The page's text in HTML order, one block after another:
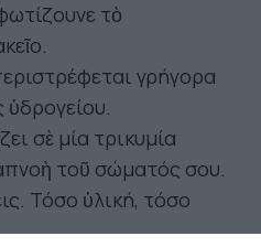
τὸ
γρήγορα
ὑδρογείου.
σὲ μία τρικυμία
τοῦ σώματός σου.
Τόσο ὑλική, τόσο